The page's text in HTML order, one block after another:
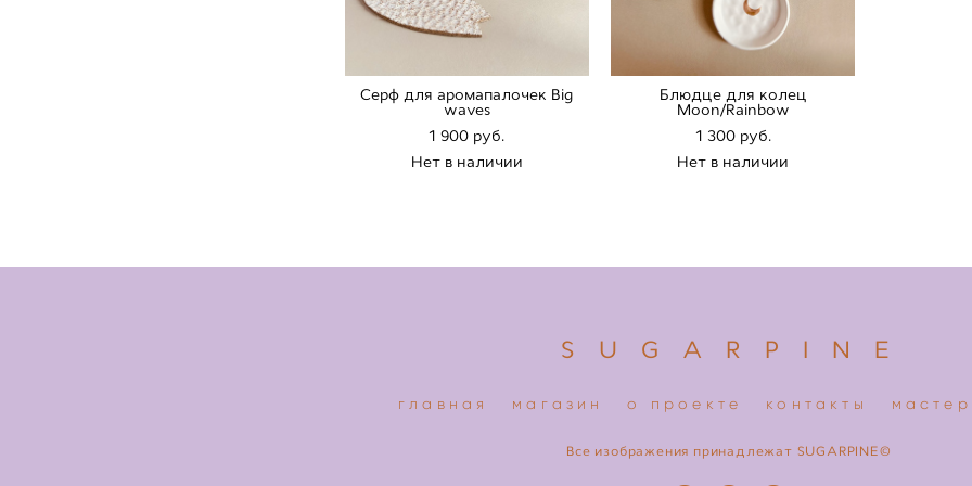
Серф для аромапалочек Big
waves
1 900 pуб.
Нет в наличии
Блюдце для колец
Moon/Rainbow
1 300 pуб.
Нет в наличии
S U G A R P I N E
главная магазин о проекте контакты
Все изображения принадлежат SUGARPINE©